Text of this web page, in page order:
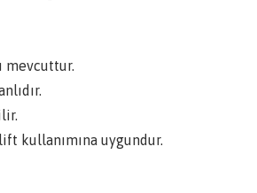
mevcuttur.
kullanımına uygundur.